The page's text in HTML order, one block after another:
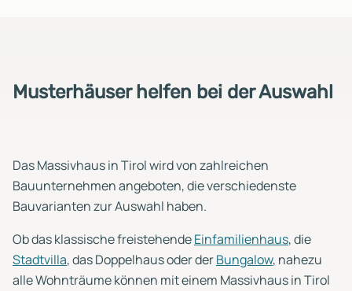
Musterhäuser helfen bei der Auswahl
Das Massivhaus in Tirol wird von zahlreichen
Bauunternehmen angeboten, die verschiedenste
Bauvarianten zur Auswahl haben.
Ob das klassische freistehendeEinfamilienhaus, die
Stadtvilla, das Doppelhaus oder derBungalow, nahezu
alle Wohnträume können mit einem Massivhaus in Tirol